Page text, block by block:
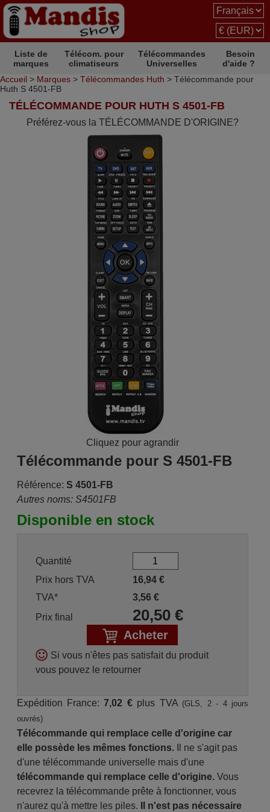
Liste de
marques
Télécom. pour
climatiseurs
Télécommandes
Universelles
Besoin
d'aide ?
Accueil > Marques > Télécommandes Huth > Télécommande pour
Huth S 4501-FB
TÉLÉCOMMANDE POUR HUTH S 4501-FB
Préférez-vous la TÉLÉCOMMANDE D'ORIGINE?
Cliquez pour agrandir
Télécommande pour S 4501-FB
Référence: S 4501-FB
Autres noms: S4501FB
Disponible en stock
Quantité
Prix hors TVA
16,94€
TVA*
3,56€
Prix final
20,50€
Acheter
Si vous n'êtes pas satisfait du produit
vous pouvez le retourner
Expédition France:7,02 €plus TVA (GLS, 2 - 4 jours
ouvrés)
Télécommande qui remplace celle d'origine car
elle possède les mêmes fonctions.Il ne s'agit pas
d'une télécommande universelle mais d'une
télécommande qui remplace celle d'origine.Vous
recevrez la télécommande prête à fonctionner, vous
n'aurez qu'à mettre les piles.
Il n'est pas nécessaire